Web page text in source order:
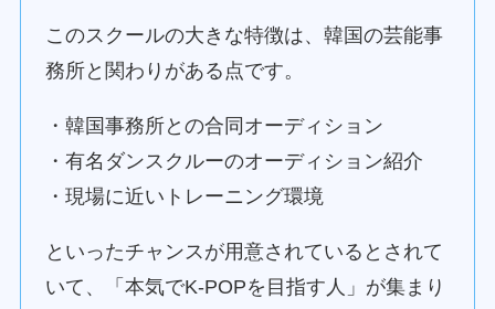
このスクールの大きな特徴は、韓国の芸能事
務所と関わりがある点です。
・韓国事務所との合同オーディション
・有名ダンスクルーのオーディション紹介
・現場に近いトレーニング環境
といったチャンスが用意されているとされて
いて、「本気でK-POPを目指す人」が集まり